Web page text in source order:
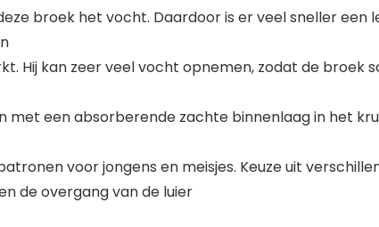
broek het vocht. Daardoor is er veel sneller een
Hij kan zeer veel vocht opnemen, zodat de broek
een absorberende zachte binnenlaag in het
voor jongens en meisjes. Keuze uit
de overgang van de luier